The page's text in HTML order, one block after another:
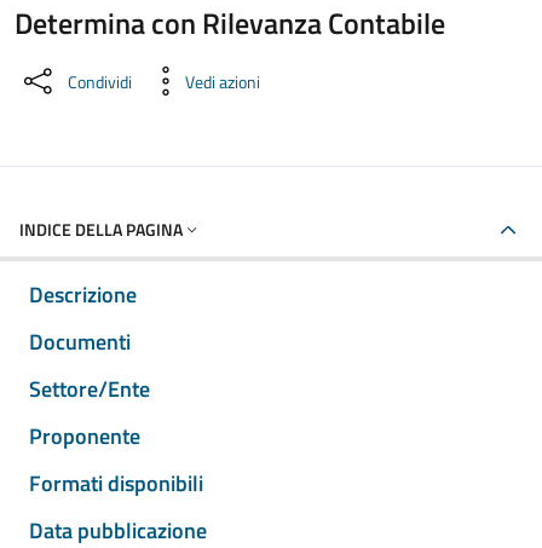
Determina con Rilevanza Contabile
Dettaglio del documento
Condividi Vedi azioni
INDICE DELLA PAGINA
Descrizione
Documenti
Settore/Ente
Proponente
Formati disponibili
Data pubblicazione